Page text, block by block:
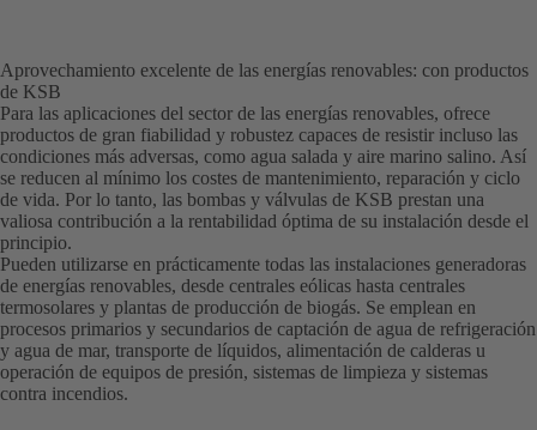
Aprovechamiento excelente de las energías renovables: con productos
de KSB
Para las aplicaciones del sector de las energías renovables, ofrece
productos de gran fiabilidad y robustez capaces de resistir incluso las
condiciones más adversas, como agua salada y aire marino salino. Así
se reducen al mínimo los costes de mantenimiento, reparación y ciclo
de vida. Por lo tanto, las bombas y válvulas de KSB prestan una
valiosa contribución a la rentabilidad óptima de su instalación desde el
principio.
Pueden utilizarse en prácticamente todas las instalaciones generadoras
de energías renovables, desde centrales eólicas hasta centrales
termosolares y plantas de producción de biogás. Se emplean en
procesos primarios y secundarios de captación de agua de refrigeración
y agua de mar, transporte de líquidos, alimentación de calderas u
operación de equipos de presión, sistemas de limpieza y sistemas
contra incendios.